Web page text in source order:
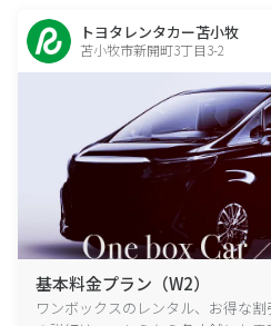
トヨタレンタカー苫小牧
苫小牧市新開町3丁目3-2
基本料金プラン（W2）
ワンボックスのレンタル、お得な